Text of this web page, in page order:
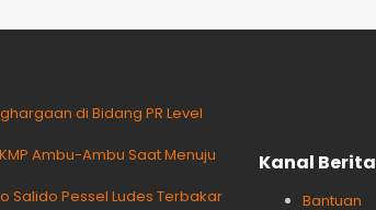
di Bidang PR Level
Ambu-Ambu Saat Menuju
Salido Pessel Ludes Terbakar
Kanal Berita
Bantuan